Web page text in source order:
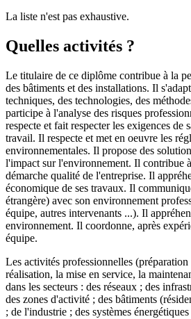
La liste n'est pas exhaustive.
Quelles activités ?
Le titulaire de ce diplôme contribue à la
des bâtiments et des installations. Il
techniques, des technologies, des
participe à l'analyse des risques
respecte et fait respecter les exigences de
travail. Il respecte et met en oeuvre les
environnementales. Il propose des
l'impact sur l'environnement. Il contribue
démarche qualité de l'entreprise. Il
économique de ses travaux. Il
étrangère) avec son environnement
équipe, autres intervenants ...). Il
environnement. Il coordonne, après
équipe.
Les activités professionnelles (préparation
réalisation, la mise en service, la
dans les secteurs : des réseaux ; des
des zones d'activité ; des bâtiments
; de l'industrie ; des systèmes